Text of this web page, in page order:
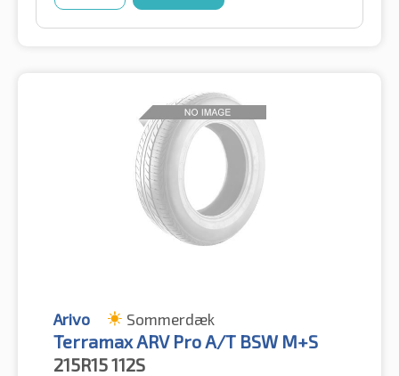
Arivo Sommerdæk
Terramax ARV Pro A/T BSW M+S
215R15112S